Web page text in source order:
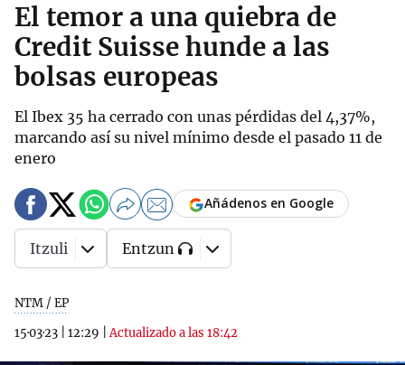
El temor a una quiebra de
Credit Suisse hunde a las
bolsas europeas
El Ibex 35 ha cerrado con unas pérdidas del 4,37%,
marcando así su nivel mínimo desde el pasado 11 de
enero
NTM / EP
15·03·23
12:29 |Actualizado a las 18:42
Añádenos en Google
Itzuli Entzun